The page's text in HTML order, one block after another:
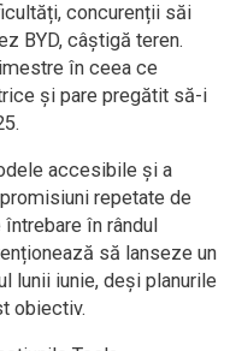
concurenții săi
BYD, câștigă teren.
în ceea ce
și pare pregătit să-i
accesibile și a
repetate de
în rândul
să lanseze un
lunii iunie, deși planurile
obiectiv.